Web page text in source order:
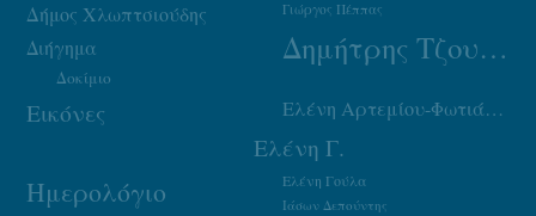
Γιώργος Πέππας
Δήμος Χλωπτσιούδης
Δημήτρης Τζουμάκας
Διήγημα
Δοκίμιο
Εικόνες Ελένη Αρτεμίου-Φωτιάδου
Ελένη Γ.
Ελένη Γούλα
Ημερολόγιο Ιάσων Δεπούντης